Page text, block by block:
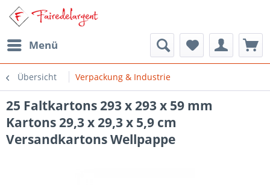
Menü
Übersicht Verpackung & Industrie
25 Faltkartons 293 x 293 x 59 mm
Kartons 29,3 x 29,3 x 5,9 cm
Versandkartons Wellpappe